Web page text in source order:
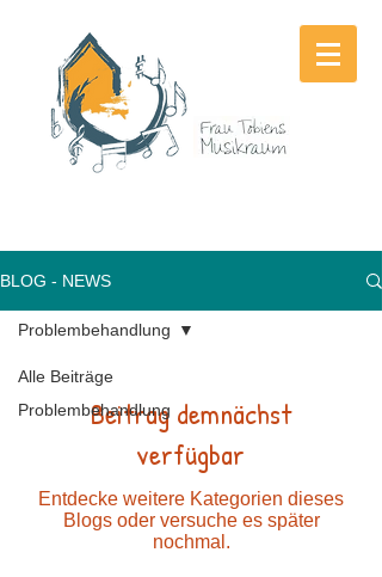
BLOG - NEWS
Alle Beiträge
Problembehandlung
Problembehandlung
Beitrag demnächst
verfügbar
Entdecke weitere Kategorien dieses
Blogs oder versuche es später
nochmal.